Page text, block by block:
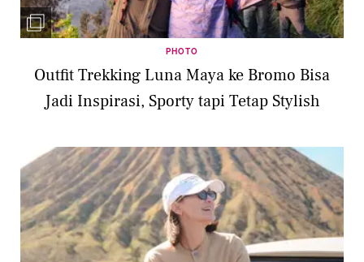
PHOTO
Outfit Trekking Luna Maya ke Bromo Bisa
Jadi Inspirasi, Sporty tapi Tetap Stylish